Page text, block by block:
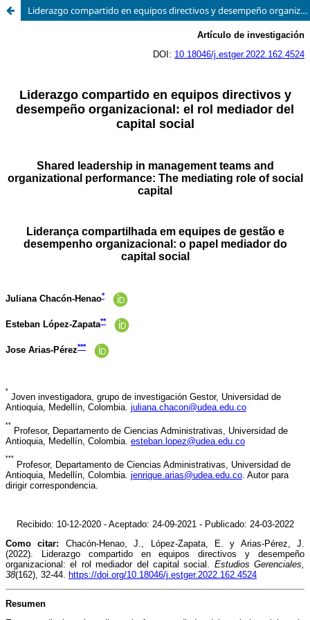
Liderazgo compartido en equipos directivos y desempeño organizacional: el rol mediador del capital social